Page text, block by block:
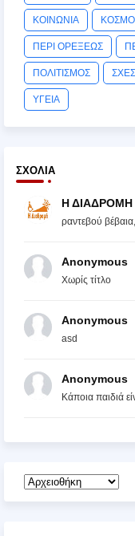
ΚΟΙΝΩΝΙΑ
ΠΕΡΙ ΟΡΕΞΕΩΣ
ΠΟΛΙΤΙΣΜΟΣ
ΥΓΕΙΑ
ΣΧΌΛΙΑ
Η ΔΙΑΔΡΟΜΗ
ραντεβού
Anonymous
Χωρίς τίτλο
Anonymous
asd
Anonymous
Κάποια παιδιά